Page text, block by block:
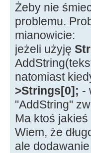
Żeby nie
problemu.
mianowicie:
jeżeli użyję
natomiast
>Strings[0]; -
"AddString"
Ma ktoś jakieś
Wiem, że
ale